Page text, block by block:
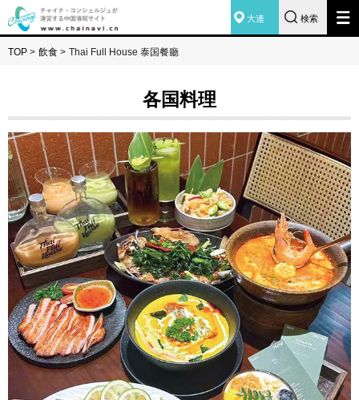
大連 検索
TOP > 飲食 > Thai Full House 泰国餐廳
各国料理